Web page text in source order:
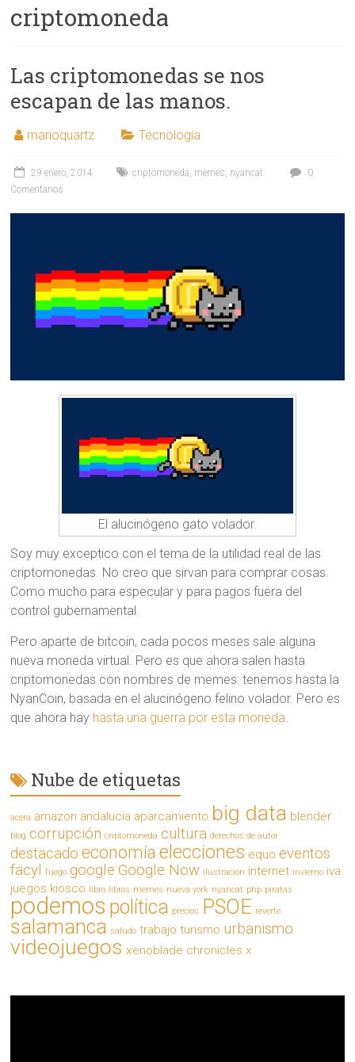
criptomoneda
Las criptomonedas se nos
escapan de las manos.
marioquartz Tecnología
29 enero, 2014 criptomoneda, memes, nyancat
0
Comentarios
El alucinógeno gato volador.
Soy muy exceptico con el tema de la utilidad real de las
criptomonedas. No creo que sirvan para comprar cosas.
Como mucho para especular y para pagos fuera del
control gubernamental.
Pero aparte de bitcoin, cada pocos meses sale alguna
nueva moneda virtual. Pero es que ahora salen hasta
criptomonedas con nombres de memes: tenemos hasta la
NyanCoin, basada en el alucinógeno felino volador. Pero es
que ahora hay hasta una guerra por esta moneda.
Nube de etiquetas
acera amazon andalucia aparcamiento big data blender
blog corrupción criptomoneda cultura derechos de autor
destacado economía elecciones equo eventos
facyl
fuego google Google Now ilustración internet invierno iva
juegos kiosco libro libros memes nueva york nyancat php piratas
podemos política precios PSOE reverte
salamanca saludo trabajo turismo urbanismo
videojuegos xenoblade chronicles x